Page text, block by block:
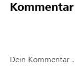
Kommentar
Dein Kommentar